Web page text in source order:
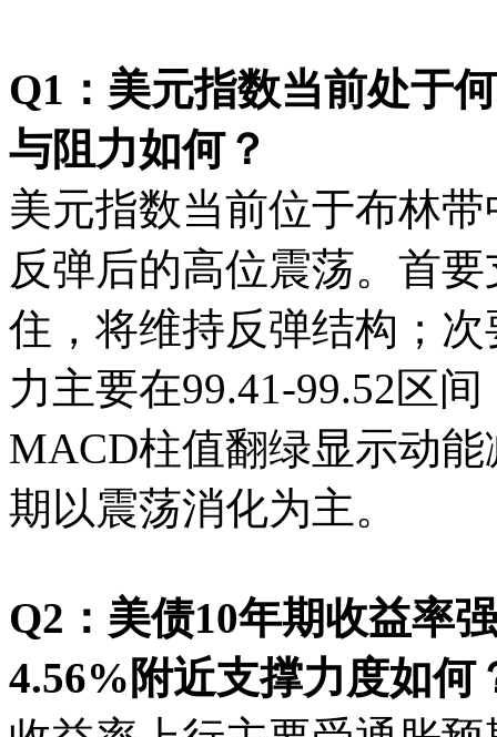
Q1：美元指数当前处于
与阻力如何？
美元指数当前位于布林
反弹后的高位震荡。首
住，将维持反弹结构；
力主要在99.41-99.52区
MACD柱值翻绿显示动
期以震荡消化为主。
Q2：美债10年期收益率
4.56%附近支撑力度如何